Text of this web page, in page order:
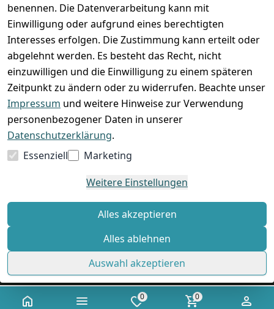
0
0
benennen. Die Datenverarbeitung kann mit
Einwilligung oder aufgrund eines berechtigten
Interesses erfolgen. Die Zustimmung kann erteilt oder
abgelehnt werden. Es besteht das Recht, nicht
einzuwilligen und die Einwilligung zu einem späteren
Zeitpunkt zu ändern oder zu widerrufen. Beachte unser
Impressum und weitere Hinweise zur Verwendung
personenbezogener Daten in unserer
Datenschutzerklärung.
Essenziell
Marketing
Weitere Einstellungen
Alles akzeptieren
Alles ablehnen
Auswahl akzeptieren
VORKASSE RECHNUNG
Alle Preise verstehen sich inkl. gesetzl. MwSt. und zzgl.
© Standard Shop 2026